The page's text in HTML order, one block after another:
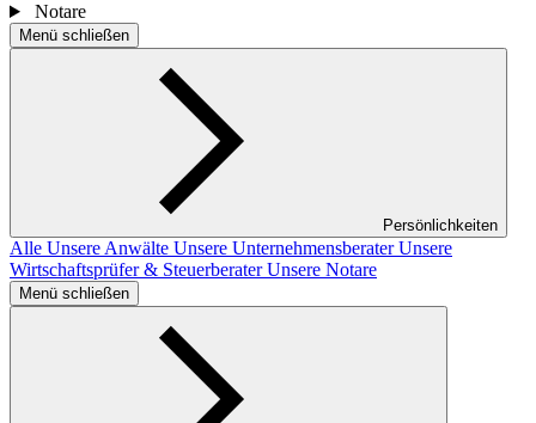
Notare
Menü schließen
Persönlichkeiten
Alle Unsere Anwälte Unsere UnternehmensberaterUnsere
Wirtschaftsprüfer & SteuerberaterUnsere Notare
Menü schließen